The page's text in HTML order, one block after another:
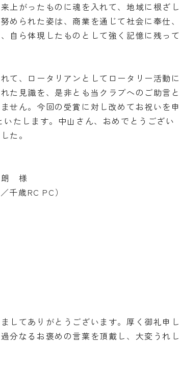
上がったものに魂を入れて、地域に根ざし
められた姿は、商業を通じて社会に奉仕、
自ら体現したものとして強く記憶に残って
て、ロータリアンとしてロータリー活動に
た見識を、是非とも当クラブへのご助言と
せん。今回の受賞に対し改めてお祝いを申
たします。中山さん、おめでとうござい
た。
朗 様
千歳RC PC）
してありがとうございます。厚く御礼申し
分なるお褒めの言葉を頂戴し、大変うれし